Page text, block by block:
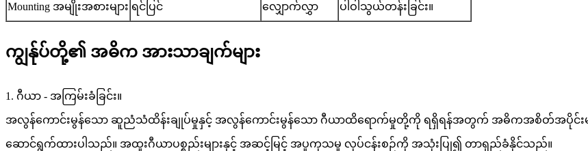
Mounting အမျိုးအစားများ ရင်ပြင် လျှောက်လွှာ ပါဝါသွယ်တန်းခြင်း။
ကျွန်ုပ်တို့၏ အဓိက အားသာချက်များ
1. ဂီယာ - အကြမ်းခံခြင်း။
အလွန်ကောင်းမွန်သော ဆူညံသံထိန်းချုပ်မှုနှင့် အလွန်ကောင်းမွန်သော ဂီယာထိရောက်မှုတို့ကို ရရှိရန်အတွက် အဓိကအစိတ်အပိုင်းမျ
ဆောင်ရွက်ထားပါသည်။ အထူးဂီယာပစ္စည်းများနှင့် အဆင့်မြင့် အပူကုသမှု လုပ်ငန်းစဉ်ကို အသုံးပြု၍ တာရှည်ခံနိုင်သည်။